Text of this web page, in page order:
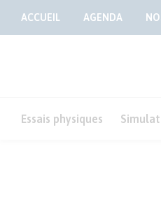
ACCUEIL AGENDA
Essais physiques